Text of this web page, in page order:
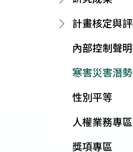
計畫核定與
內部控制聲
寒害災害潛
性別平等
人權業務專區
獎項專區